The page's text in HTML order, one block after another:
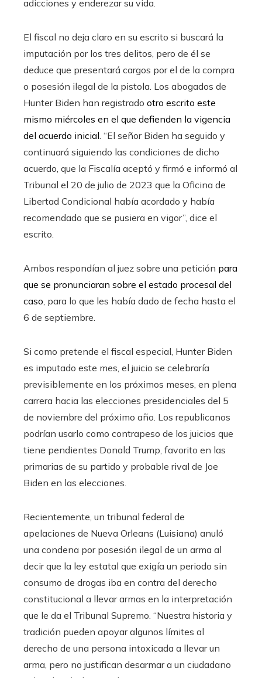
adicciones y enderezar su vida.
El fiscal no deja claro en su escrito si buscará la
imputación por los tres delitos, pero de él se
deduce que presentará cargos por el de la compra
o posesión ilegal de la pistola. Los abogados de
Hunter Biden han registrado otro escrito este
mismo miércoles en el que defienden la vigencia
del acuerdo inicial. “El señor Biden ha seguido y
continuará siguiendo las condiciones de dicho
acuerdo, que la Fiscalía aceptó y firmó e informó al
Tribunal el 20 de julio de 2023 que la Oficina de
Libertad Condicional había acordado y había
recomendado que se pusiera en vigor”, dice el
escrito.
Ambos respondían al juez sobre una petición para
que se pronunciaran sobre el estado procesal del
caso, para lo que les había dado de fecha hasta el
6 de septiembre.
Si como pretende el fiscal especial, Hunter Biden
es imputado este mes, el juicio se celebraría
previsiblemente en los próximos meses, en plena
carrera hacia las elecciones presidenciales del 5
de noviembre del próximo año. Los republicanos
podrían usarlo como contrapeso de los juicios que
tiene pendientes Donald Trump, favorito en las
primarias de su partido y probable rival de Joe
Biden en las elecciones.
Recientemente, un tribunal federal de
apelaciones de Nueva Orleans (Luisiana) anuló
una condena por posesión ilegal de un arma al
decir que la ley estatal que exigía un periodo sin
consumo de drogas iba en contra del derecho
constitucional a llevar armas en la interpretación
que le da el Tribunal Supremo. “Nuestra historia y
tradición pueden apoyar algunos límites al
derecho de una persona intoxicada a llevar un
arma, pero no justifican desarmar a un ciudadano